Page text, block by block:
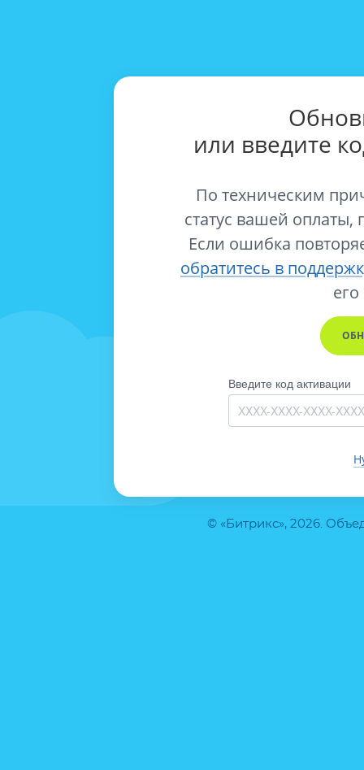
© «Битрикс», 2026.
или введите
По техническим
статус вашей оплаты,
Если ошибка
обратитесь в
его
Введите код активации